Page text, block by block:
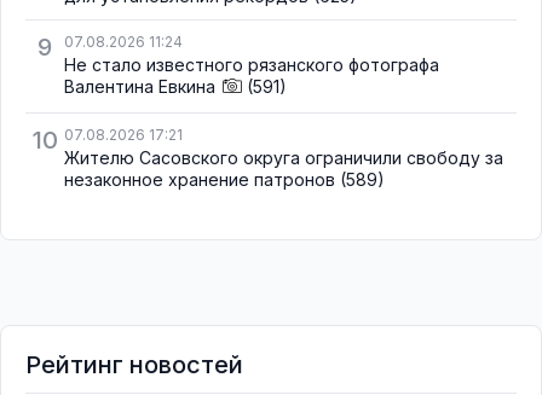
9 07.08.2026 11:24
Не стало известного рязанского фотографа
Валентина Евкина
(591)
10 07.08.2026 17:21
Жителю Сасовского округа ограничили свободу за
незаконное хранение патронов (589)
Рейтинг новостей